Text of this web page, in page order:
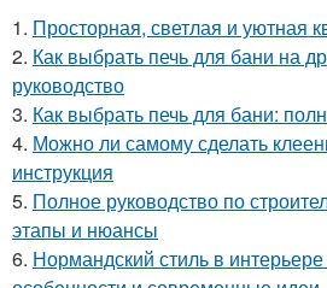
1. Просторная, светлая и уютная
2. Как выбрать печь для бани на
руководство
3. Как выбрать печь для бани:
4. Можно ли самому сделать
инструкция
5. Полное руководство по
этапы и нюансы
6. Нормандский стиль в